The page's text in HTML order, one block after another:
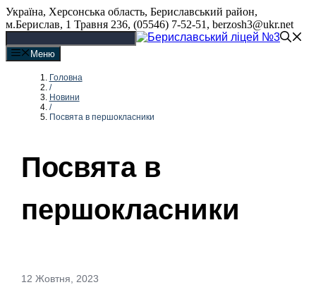
Перейти
до
вмісту
Україна, Херсонська область, Бериславський район,
м.Берислав, 1 Травня 236, (05546) 7-52-51, berzosh3@ukr.net
Меню
Головна
/
Новини
/
Посвята в першокласники
Посвята в
першокласники
12 Жовтня, 2023